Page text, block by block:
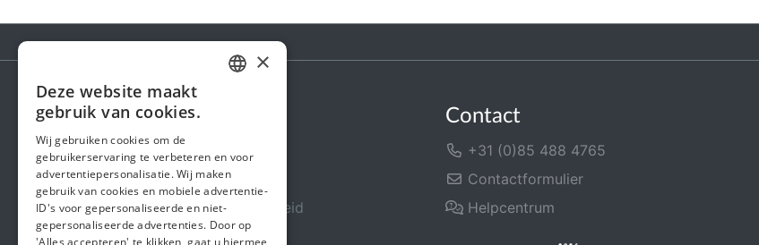
Steunactie
Over ons
In de media
Veiligheid & Betrouwbaarheid
Algemene voorwaarden
Contact
+31 (0)85 488 4765
Contactformulier
Helpcentrum
ENGLISH
×
Deze website maakt
gebruik van cookies.
Wij gebruiken cookies om de
gebruikerservaring te verbeteren en voor
advertentiepersonalisatie. Wij maken
gebruik van cookies en mobiele advertentie-
ID's voor gepersonaliseerde en niet-
gepersonaliseerde advertenties. Door op
'Alles accepteren' te klikken, gaat u hiermee